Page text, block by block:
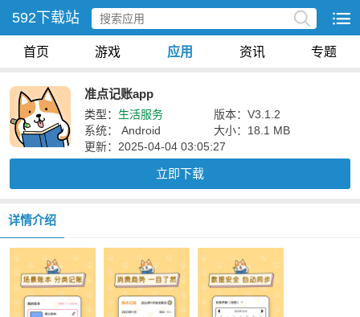
592下载站
首页 游戏 应用 资讯 专题
准点记账app
类型： 生活服务
版本：V3.1.2
系统： Android
大小：18.1 MB
更新：2025-04-04 03:05:27
立即下载
详情介绍